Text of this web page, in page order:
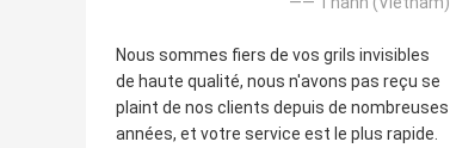
Nous sommes fiers de vos grils invisibles
de haute qualité, nous n'avons pas reçu se
plaint de nos clients depuis de nombreuses
années, et votre service est le plus rapide.